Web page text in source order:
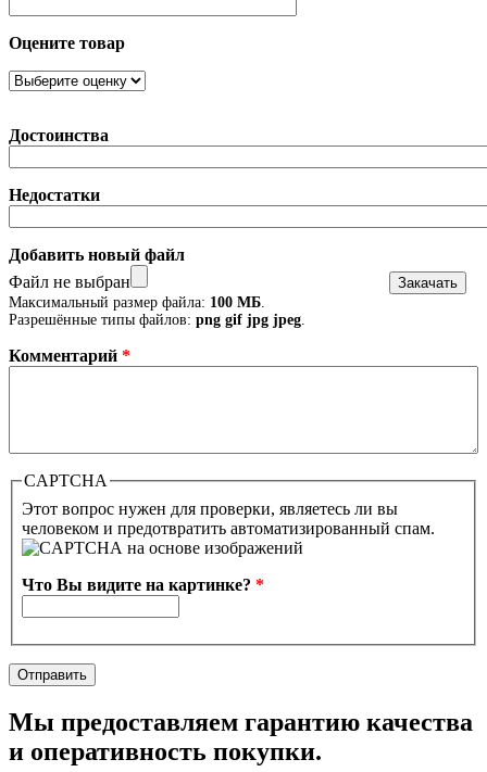
Оцените товар
Достоинства
Недостатки
Добавить новый файл
Файл не выбран
Максимальный размер файла: 100 МБ.
Разрешённые типы файлов: png gif jpg jpeg.
Комментарий *
CAPTCHA
Этот вопрос нужен для проверки, являетесь ли вы
человеком и предотвратить автоматизированный спам.
Что Вы видите на картинке? *
Мы предоставляем гарантию качества
и оперативность покупки.